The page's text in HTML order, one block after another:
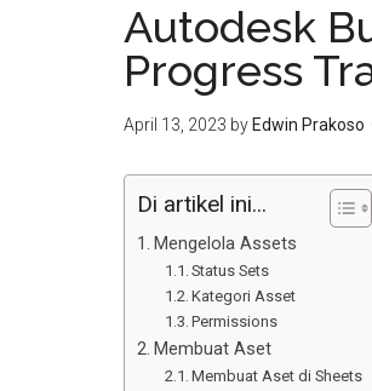
Autodesk
Progress
April 13, 2023 by Edwin Prakoso
Di artikel ini...
Mengelola Assets
Status Sets
Kategori Asset
Permissions
Membuat Aset
Membuat Aset di Sheets